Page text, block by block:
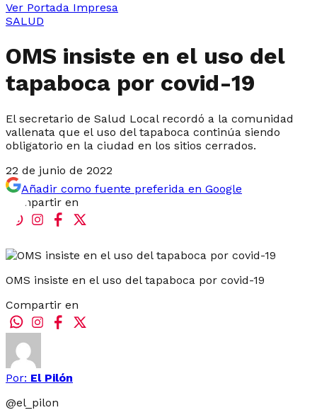
Ver Portada Impresa
SALUD
OMS insiste en el uso del
tapaboca por covid-19
El secretario de Salud Local recordó a la comunidad
vallenata que el uso del tapaboca continúa siendo
obligatorio en la ciudad en los sitios cerrados.
22 de junio de 2022
Añadir como fuente preferida en Google
Compartir en
OMS insiste en el uso del tapaboca por covid-19
Compartir en
Por: El Pilón
@el_pilon